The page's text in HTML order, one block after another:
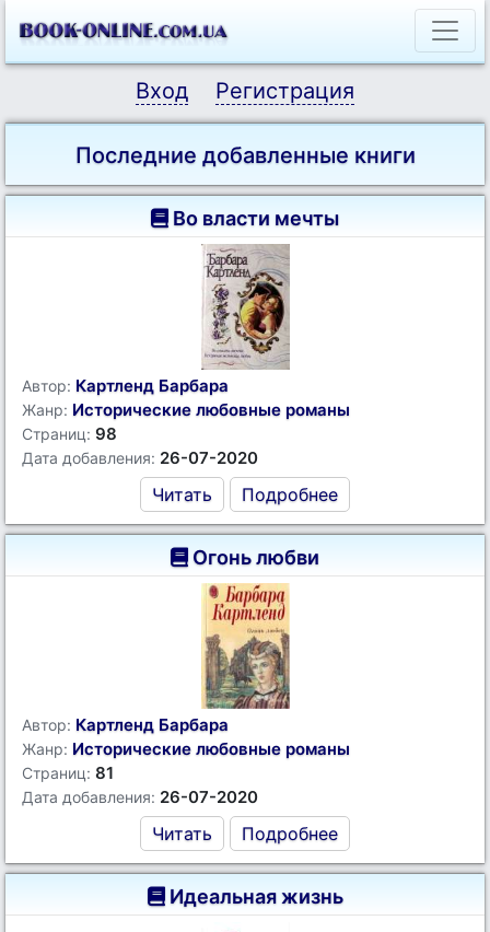
Вход Регистрация
Последние добавленные книги
Во власти мечты
Автор: Картленд Барбара
Жанр: Исторические любовные романы
Страниц: 98
Дата добавления: 26-07-2020
Читать Подробнее
Огонь любви
Автор: Картленд Барбара
Жанр: Исторические любовные романы
Страниц: 81
Дата добавления: 26-07-2020
Читать Подробнее
Идеальная жизнь